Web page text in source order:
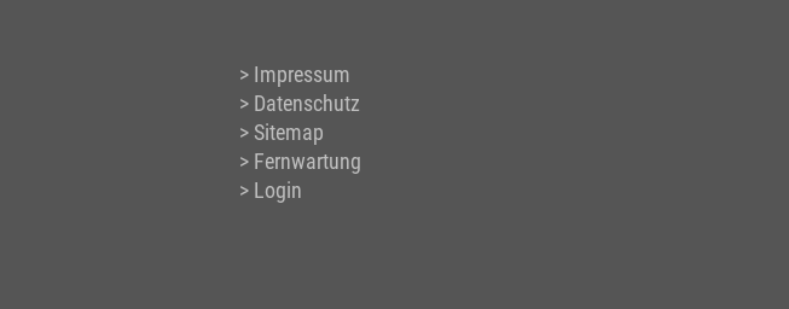
Impressum
Datenschutz
Sitemap
Fernwartung
Login